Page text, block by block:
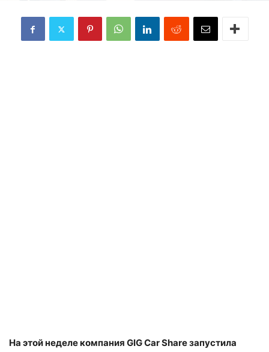
На этой неделе компания GIG Car Share запустила